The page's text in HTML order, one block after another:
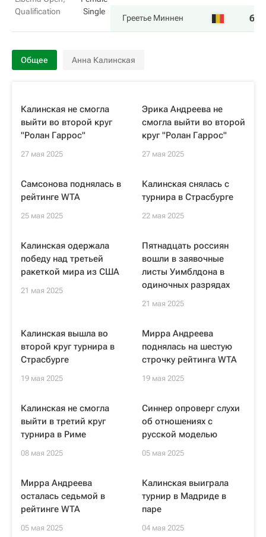
Qualification
Single
Греетье Миннен 6
Общее Анна Калинская
Калинская не смогла
выйти во второй круг
"Ролан Гаррос"
27 мая 2025
Эрика Андреева не
смогла выйти во второй
круг "Ролан Гаррос"
27 мая 2025
Самсонова поднялась в
рейтинге WTA
25 мая 2025
Калинская снялась с
турнира в Страсбурге
22 мая 2025
Калинская одержала
победу над третьей
ракеткой мира из США
21 мая 2025
Пятнадцать россиян
вошли в заявочные
листы Уимблдона в
одиночных разрядах
21 мая 2025
Калинская вышла во
второй круг турнира в
Страсбурге
19 мая 2025
Мирра Андреева
поднялась на шестую
строчку рейтинга WTA
19 мая 2025
Калинская не смогла
выйти в третий круг
турнира в Риме
08 мая 2025
Синнер опроверг слухи
об отношениях с
русской моделью
05 мая 2025
Мирра Андреева
осталась седьмой в
рейтинге WTA
05 мая 2025
Калинская выиграла
турнир в Мадриде в
паре
04 мая 2025